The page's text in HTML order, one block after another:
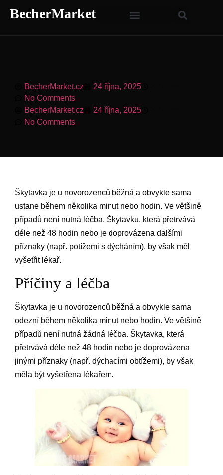
BecherMarket
BecherMarket.cz 24 října, 2025
No Comments
BecherMarket.cz
24 října, 2025
No Comments
Škytavka je u novorozenců běžná a obvykle sama
ustane během několika minut nebo hodin. Ve většině
případů není nutná léčba. Škytavku, která přetrvává
déle než 48 hodin nebo je doprovázena dalšími
příznaky (např. potížemi s dýcháním), by však měl
vyšetřit lékař.
Příčiny a léčba
Škytavka je u novorozenců běžná a obvykle sama
odezní během několika minut nebo hodin. Ve většině
případů není nutná žádná léčba. Škytavka, která
přetrvává déle než 48 hodin nebo je doprovázena
jinými příznaky (např. dýchacími obtížemi), by však
měla být vyšetřena lékařem.